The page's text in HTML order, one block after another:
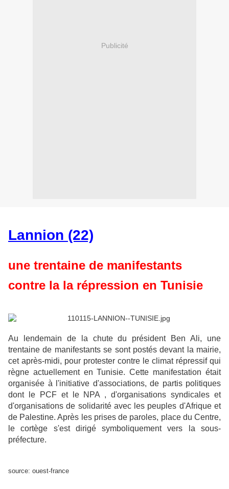
Publicité
Lannion (22)
une trentaine de manifestants
contre la la répression en Tunisie
Au lendemain de la chute du président Ben Ali, une
trentaine de manifestants se sont postés devant la mairie,
cet après-midi, pour protester contre le climat répressif qui
règne actuellement en Tunisie. Cette manifestation était
organisée à l'initiative d'associations, de partis politiques
dont le PCF et le NPA , d'organisations syndicales et
d'organisations de solidarité avec les peuples d'Afrique et
de Palestine. Après les prises de paroles, place du Centre,
le cortège s'est dirigé symboliquement vers la sous-
préfecture.
source: ouest-france